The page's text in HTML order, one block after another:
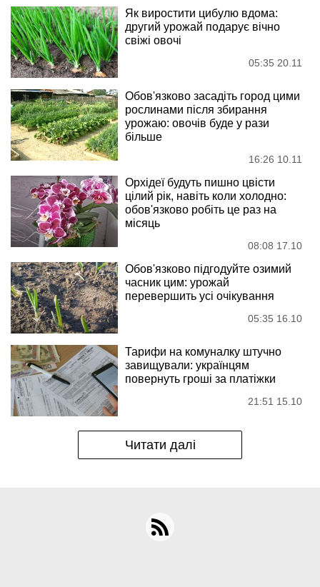
Як виростити цибулю вдома:
другий урожай подарує вічно
свіжі овочі
05:35 20.11
Обов'язково засадіть город цими
рослинами після збирання
урожаю: овочів буде у рази
більше
16:26 10.11
Орхідеї будуть пишно цвісти
цілий рік, навіть коли холодно:
обов'язково робіть це раз на
місяць
08:08 17.10
Обов'язково підгодуйте озимий
часник цим: урожай
перевершить усі очікування
05:35 16.10
Тарифи на комуналку штучно
завищували: українцям
повернуть гроші за платіжки
21:51 15.10
Читати далі